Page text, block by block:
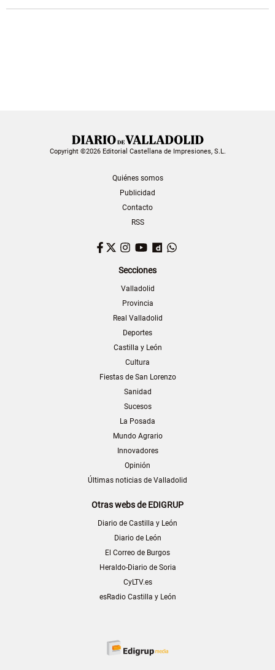
Copyright ©2026 Editorial Castellana de Impresiones, S.L.
Quiénes somos
Publicidad
Contacto
RSS
Facebook
TwitterInstagram
YouTubeDailymotion
Secciones
Valladolid
Provincia
Real Valladolid
Deportes
Castilla y León
Cultura
Fiestas de San Lorenzo
Sanidad
Sucesos
La Posada
Mundo Agrario
Innovadores
Opinión
Últimas noticias de Valladolid
Otras webs de EDIGRUP
Diario de Castilla y León
Diario de León
El Correo de Burgos
Heraldo-Diario de Soria
CyLTV.es
esRadio Castilla y León